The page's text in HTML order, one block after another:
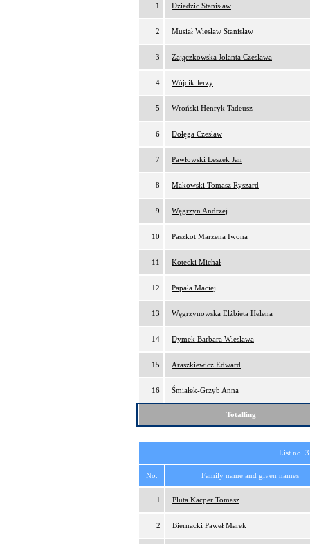
1 Dziedzic Stanisław
2 Musiał Wiesław Stanisław
3 Zajączkowska Jolanta Czesława
4 Wójcik Jerzy
5 Wroński Henryk Tadeusz
6 Dołęga Czesław
7 Pawłowski Leszek Jan
8 Makowski Tomasz Ryszard
9 Węgrzyn Andrzej
10 Paszkot Marzena Iwona
11 Kotecki Michał
12 Papała Maciej
13 Węgrzynowska Elżbieta Helena
14 Dymek Barbara Wiesława
15 Araszkiewicz Edward
16 Śmiałek-Grzyb Anna
Totalling
List no.
No. Family name and given names
1 Pluta Kacper Tomasz
2 Biernacki Paweł Marek